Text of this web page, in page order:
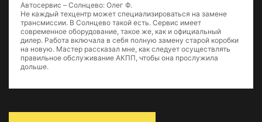
Автосервис – Солнцево: Олег Ф.
Не каждый техцентр может специализироваться на замене
трансмиссии. В Солнцево такой есть. Сервис имеет
современное оборудование, такое же, как и официальный
дилер. Работа включала в себя полную замену старой коробки
на новую. Мастер рассказал мне, как следует осуществлять
правильное обслуживание АКПП, чтобы она прослужила
дольше.